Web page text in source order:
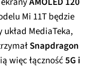
Mi 11T będzie
układ MediaTeka,
Snapdragon
więc łączność5G i